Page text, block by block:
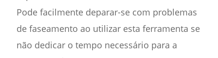
Pode facilmente deparar-se com problemas
de faseamento ao utilizar esta ferramenta se
não dedicar o tempo necessário para a